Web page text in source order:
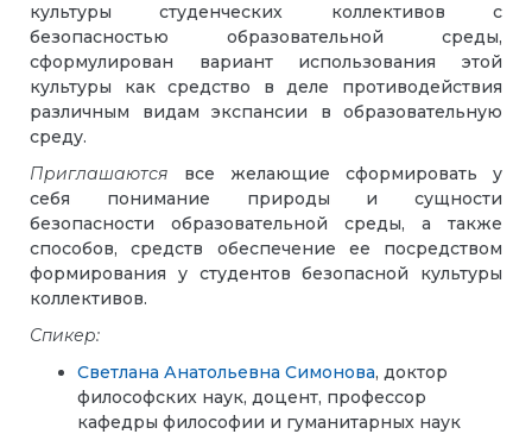
культуры студенческих коллективов с
безопасностью образовательной среды,
сформулирован вариант использования этой
культуры как средство в деле противодействия
различным видам экспансии в образовательную
среду.
Приглашаются все желающие сформировать у
себя понимание природы и сущности
безопасности образовательной среды, а также
способов, средств обеспечение ее посредством
формирования у студентов безопасной культуры
коллективов.
Спикер:
Светлана Анатольевна Симонова, доктор
философских наук, доцент, профессор
кафедры философии и гуманитарных наук